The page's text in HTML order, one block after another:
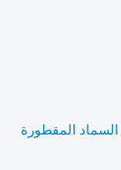
السماد المقطورة